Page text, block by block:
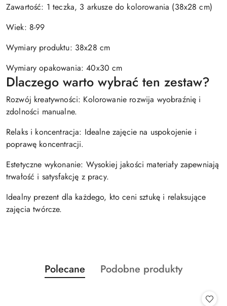
Zawartość: 1 teczka, 3 arkusze do kolorowania (38x28 cm)
Wiek: 8-99
Wymiary produktu: 38x28 cm
Wymiary opakowania: 40x30 cm
Dlaczego warto wybrać ten zestaw?
Rozwój kreatywności: Kolorowanie rozwija wyobraźnię i
zdolności manualne.
Relaks i koncentracja: Idealne zajęcie na uspokojenie i
poprawę koncentracji.
Estetyczne wykonanie: Wysokiej jakości materiały zapewniają
trwałość i satysfakcję z pracy.
Idealny prezent dla każdego, kto ceni sztukę i relaksujące
zajęcia twórcze.
Pomiń karuzelę produktów
Produkty
o
Polecane
Produkty
Podobne produkty